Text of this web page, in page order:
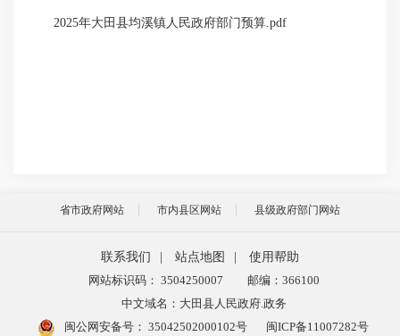
2025年大田县均溪镇人民政府部门预算.pdf
省市政府网站 市内县区网站 县级政府部门网站
联系我们 站点地图
使用帮助
网站标识码： 3504250007
邮编：366100
中文域名：大田县人民政府.政务
闽公网安备号： 35042502000102号 闽ICP备11007282号